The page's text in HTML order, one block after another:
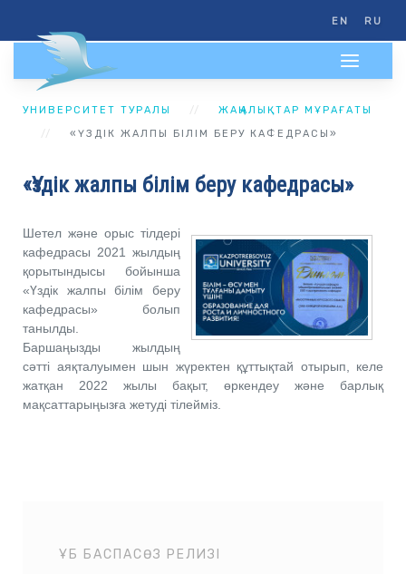
EN RU
УНИВЕРСИТЕТ ТУРАЛЫ
ЖАҢАЛЫҚТАР МҰРАҒАТЫ
«ҮЗДІК ЖАЛПЫ БІЛІМ БЕРУ КАФЕДРАСЫ»
«Үздік жалпы білім беру кафедрасы»
Шетел және орыс тілдері
кафедрасы 2021 жылдың
қорытындысы бойынша
«Үздік жалпы білім беру
кафедрасы» болып
танылды.
Баршаңызды жылдың
сәтті аяқталуымен шын жүректен құттықтай отырып, келе
жатқан 2022 жылы бақыт, өркендеу және барлық
мақсаттарыңызға жетуді тілейміз.
ҰБ БАСПАСӨЗ РЕЛИЗІ